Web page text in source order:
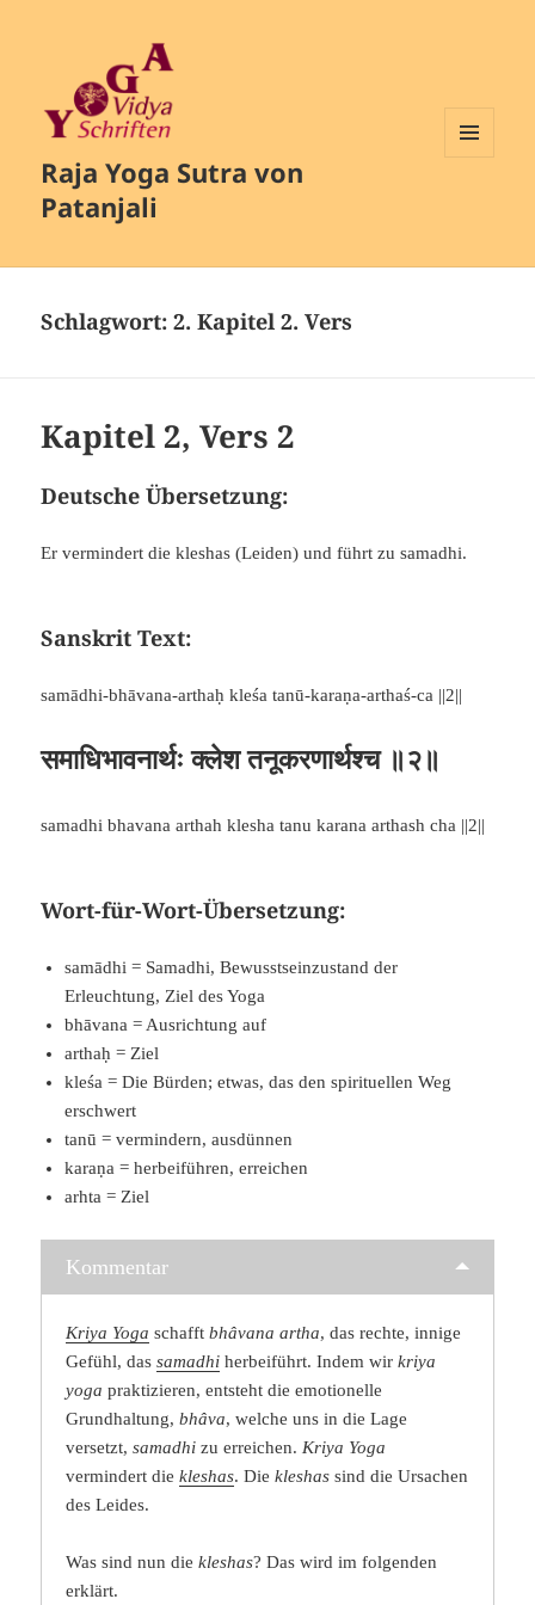
Raja Yoga Sutra von
Patanjali
Schlagwort:2. Kapitel 2. Vers
Kapitel 2, Vers 2
Deutsche Übersetzung:
Er vermindert die kleshas (Leiden) und führt zu samadhi.
Sanskrit Text:
samādhi-bhāvana-arthaḥ kleśa tanū-karaṇa-arthaś-ca ||2||
समाधिभावनार्थः क्लेश तनूकरणार्थश्च ॥२॥
samadhi bhavana arthah klesha tanu karana arthash cha ||2||
Wort-für-Wort-Übersetzung:
samādhi = Samadhi, Bewusstseinzustand der
Erleuchtung, Ziel des Yoga
bhāvana = Ausrichtung auf
arthaḥ = Ziel
kleśa = Die Bürden; etwas, das den spirituellen Weg
erschwert
tanū = vermindern, ausdünnen
karaṇa = herbeiführen, erreichen
arhta = Ziel
Kommentar
Kriya Yoga schafftbhâvana artha, das rechte, innige
Gefühl, dassamadhi herbeiführt. Indem wirkriya
yoga praktizieren, entsteht die emotionelle
Grundhaltung,bhâva, welche uns in die Lage
versetzt, samadhi zu erreichen.Kriya Yoga
vermindert diekleshas. Diekleshas sind die Ursachen
des Leides.
Was sind nun diekleshas? Das wird im folgenden
erklärt.